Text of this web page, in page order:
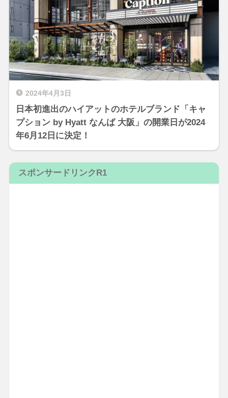
2024年4月3日
日本初進出のハイアットのホテルブランド「キャ
プション by Hyatt なんば 大阪」の開業日が2024
年6月12日に決定！
スポンサードリンクR1